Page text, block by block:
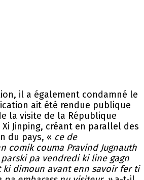
il a également condamné le
ait été rendue publique
la visite de la République
Jinping, créant en parallel des
du pays, « ce de
comik couma Pravind Jugnauth
pa vendredi ki line gagn
dimoun avant enn savoir fer ti